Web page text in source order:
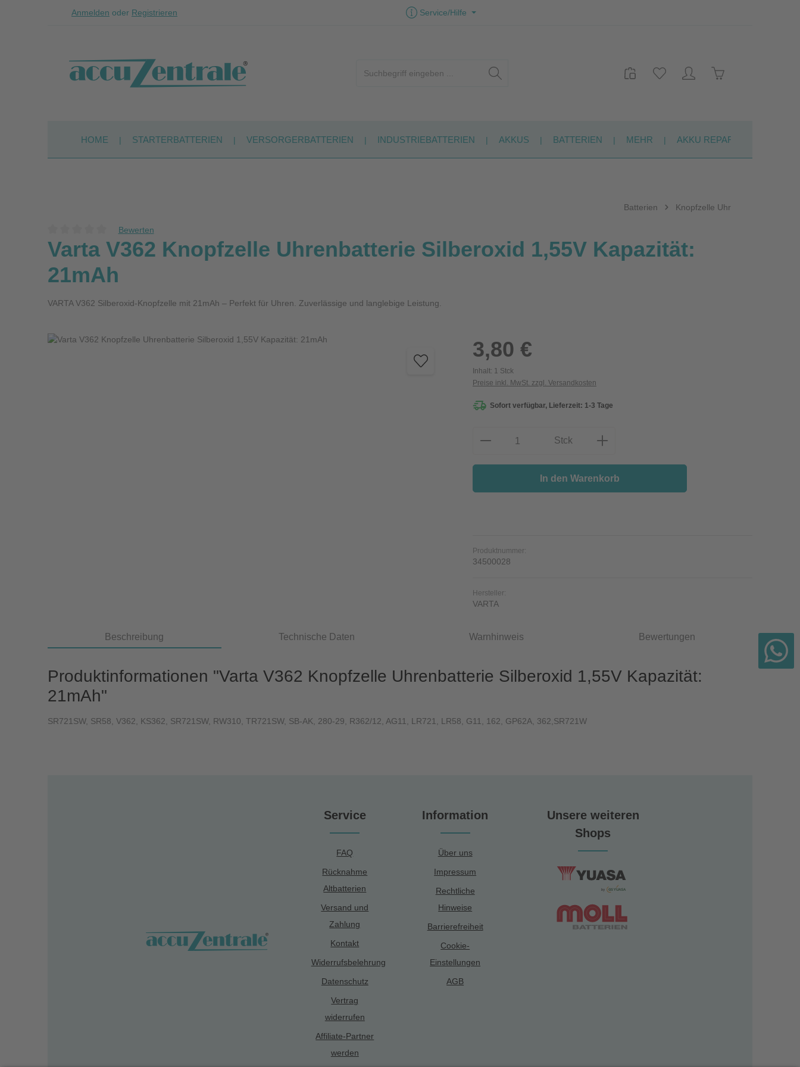
Zum Hauptinhalt springen
Zur Suche springen
Zur Hauptnavigation springen
Anmelden oder Registrieren Service/Hilfe
HOME STARTERBATTERIEN VERSORGERBATTERIEN INDUSTRIEBATTERIEN AKKUS BATTERIEN MEHR AKKU REPARATUR
Batterien Knopfzelle Uhr
Durchschnittliche Bewertung von 0 von 5 Sternen
Bewerten
Varta V362 Knopfzelle Uhrenbatterie Silberoxid 1,55V Kapazität:
21mAh
VARTA V362 Silberoxid-Knopfzelle mit 21mAh – Perfekt für Uhren. Zuverlässige und langlebige Leistung.
Bildergalerie überspringen 3,80 €
Inhalt: 1 Stck
Preise inkl. MwSt. zzgl. Versandkosten
Sofort verfügbar, Lieferzeit: 1-3 Tage
Produkt Anzahl: Gib den gewünschten Wert ein
Stck
In den Warenkorb
Produktnummer:
34500028
Hersteller:
VARTA
Beschreibung Technische Daten Warnhinweis Bewertungen
Produktinformationen "Varta V362 Knopfzelle Uhrenbatterie Silberoxid 1,55V Kapazität:
21mAh"
SR721SW, SR58, V362, KS362, SR721SW, RW310, TR721SW, SB-AK, 280-29, R362/12, AG11, LR721, LR58, G11, 162, GP62A, 362,SR721W
Service
FAQ
Rücknahme
Altbatterien
Versand und
Zahlung
Kontakt
Widerrufsbelehrung
Datenschutz
Vertrag
widerrufen
Affiliate-Partner
werden
Information
Über uns
Impressum
Rechtliche
Hinweise
Barrierefreiheit
Cookie-
Einstellungen
AGB
Unsere weiteren
Shops